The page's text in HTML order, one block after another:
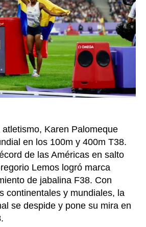
con
Karen Palomeque
en los 100m y 400m T38.
de las Américas en salto
Lemos logró marca
de jabalina F38. Con
continentales y mundiales, la
se despide y pone su mira en